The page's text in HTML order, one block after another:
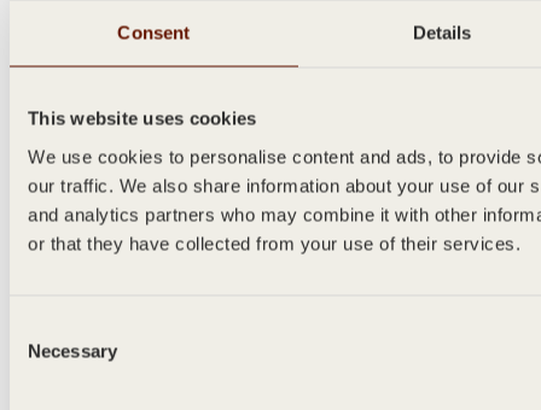
Consent Details
This website uses cookies
We use cookies to personalise content and ads, to provide
our traffic. We also share information about your use of our
and analytics partners who may combine it with other
or that they have collected from your use of their services.
Selection
Necessary
ABE
500ml